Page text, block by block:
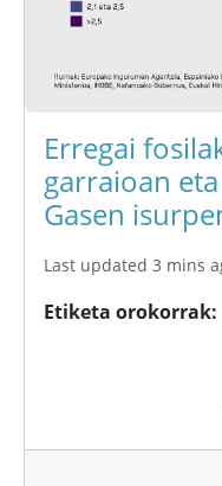
Erregai
garraioan
Gasen
Last updated 3 mins
Etiketa orokorrak